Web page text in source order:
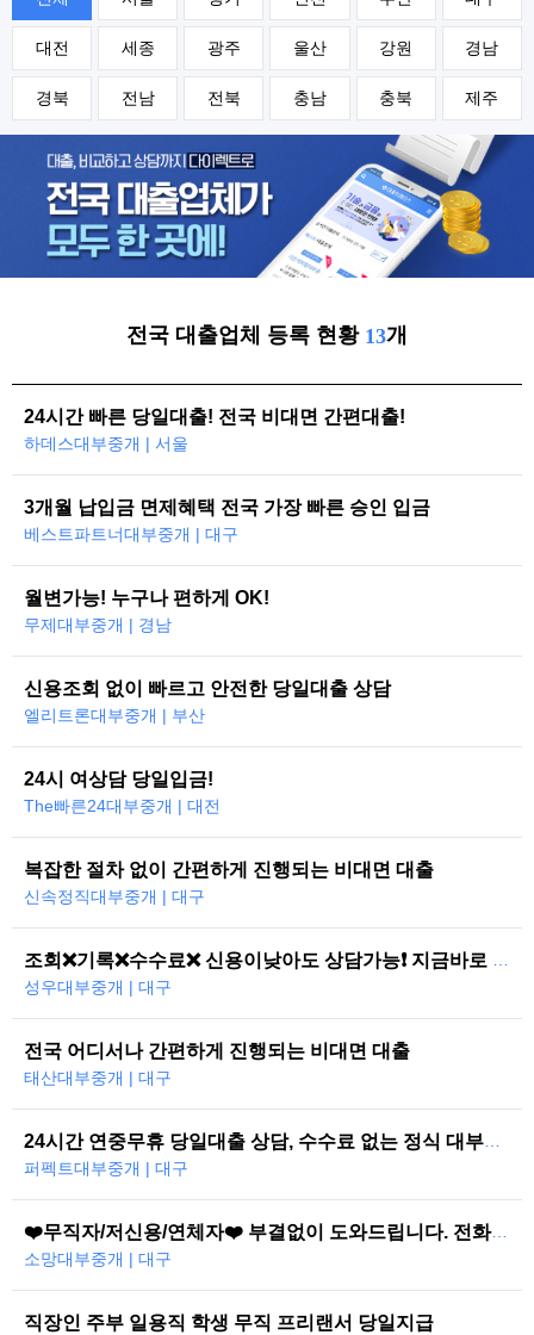
대전 세종 광주 울산 강원 경남
경북 전남 전북 충남 충북 제주
전국 대출업체 등록 현황 13개
24시간 빠른 당일대출! 전국 비대면 간편대출!
하데스대부중개 | 서울
3개월 납입금 면제혜택 전국 가장 빠른 승인 입금
베스트파트너대부중개 | 대구
월변가능! 누구나 편하게 OK!
무제대부중개 | 경남
신용조회 없이 빠르고 안전한 당일대출 상담
엘리트론대부중개 | 부산
24시 여상담 당일입금!
The빠른24대부중개 | 대전
복잡한 절차 없이 간편하게 진행되는 비대면 대출
신속정직대부중개 | 대구
성우대부중개 | 대구
전국 어디서나 간편하게 진행되는 비대면 대출
태산대부중개 | 대구
퍼펙트대부중개 | 대구
❤️무직자/저신용/연체자❤️ 부결없이 도와드립니다. 전화한통으로 당일즉시…
소망대부중개 | 대구
직장인 주부 일용직 학생 무직 프리랜서 당일지급